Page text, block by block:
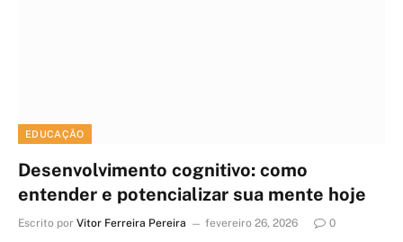
EDUCAÇÃO
Desenvolvimento cognitivo: como
entender e potencializar sua mente hoje
Escrito por Vitor Ferreira Pereira fevereiro 26, 2026 0